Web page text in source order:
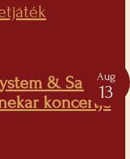
& Savaria
koncertje
Aug
13